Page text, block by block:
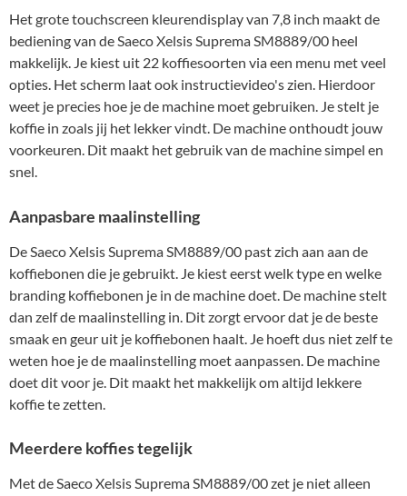
Het grote touchscreen kleurendisplay van 7,8 inch maakt de
bediening van de Saeco Xelsis Suprema SM8889/00 heel
makkelijk. Je kiest uit 22 koffiesoorten via een menu met veel
opties. Het scherm laat ook instructievideo's zien. Hierdoor
weet je precies hoe je de machine moet gebruiken. Je stelt je
koffie in zoals jij het lekker vindt. De machine onthoudt jouw
voorkeuren. Dit maakt het gebruik van de machine simpel en
snel.
Aanpasbare maalinstelling
De Saeco Xelsis Suprema SM8889/00 past zich aan aan de
koffiebonen die je gebruikt. Je kiest eerst welk type en welke
branding koffiebonen je in de machine doet. De machine stelt
dan zelf de maalinstelling in. Dit zorgt ervoor dat je de beste
smaak en geur uit je koffiebonen haalt. Je hoeft dus niet zelf te
weten hoe je de maalinstelling moet aanpassen. De machine
doet dit voor je. Dit maakt het makkelijk om altijd lekkere
koffie te zetten.
Meerdere koffies tegelijk
Met de Saeco Xelsis Suprema SM8889/00 zet je niet alleen